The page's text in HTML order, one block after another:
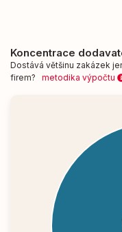
Koncentrace
Dostává většinu zakázek
firem? metodika výpočtu